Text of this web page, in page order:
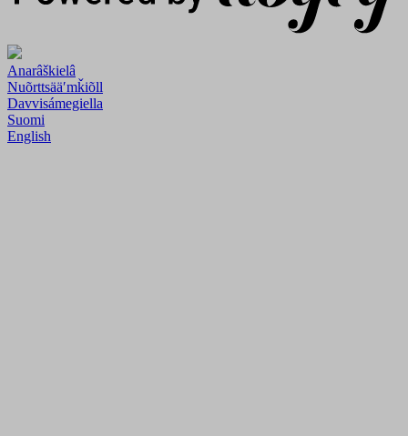
Anarâškielâ
Nuõrttsääʹmǩiõll
Davvisámegiella
Suomi
English